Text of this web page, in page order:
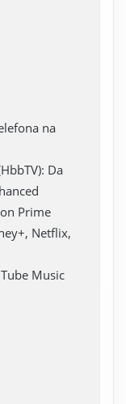
na
Da
Prime
Netflix,
Music